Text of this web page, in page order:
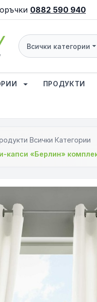
0882 590 940
Всички категории
ПРОДУКТИ
Всички Категории
капси «Берлин»